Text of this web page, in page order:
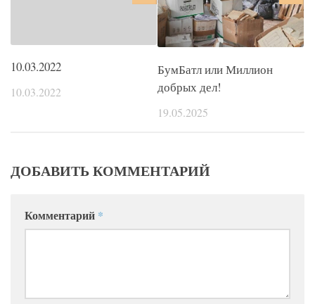
10.03.2022
10.03.2022
БумБатл или Миллион
добрых дел!
19.05.2025
ДОБАВИТЬ КОММЕНТАРИЙ
Комментарий *